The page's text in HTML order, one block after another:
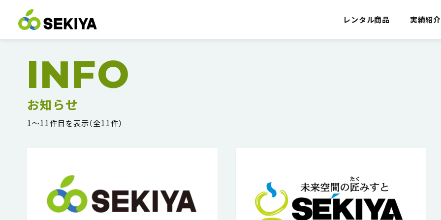
レンタル商品 実績紹介
INFO
お知らせ
1〜11件目を表示（全11件）